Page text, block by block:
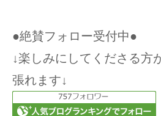
●絶賛フォロー受付中●
↓楽しみにしてくださる方
張れます↓